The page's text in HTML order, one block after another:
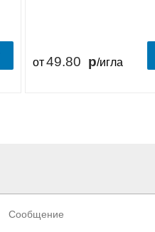
от49.80 /игла